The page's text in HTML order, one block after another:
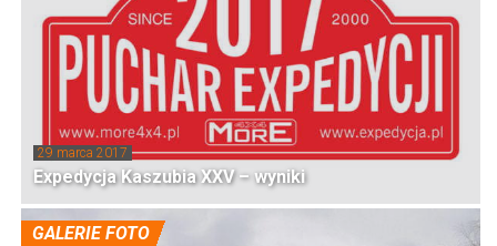
29 marca 2017
Expedycja Kaszubia XXV – wyniki
GALERIE FOTO